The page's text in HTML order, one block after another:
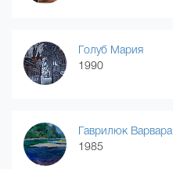
Голуб Мария
1990
Гаврилюк Варвара
1985